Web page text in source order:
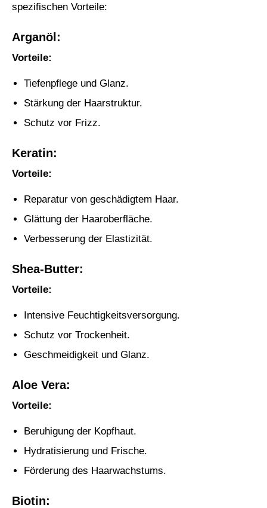
spezifischen Vorteile:
Arganöl:
Vorteile:
Tiefenpflege und Glanz.
Stärkung der Haarstruktur.
Schutz vor Frizz.
Keratin:
Vorteile:
Reparatur von geschädigtem Haar.
Glättung der Haaroberfläche.
Verbesserung der Elastizität.
Shea-Butter:
Vorteile:
Intensive Feuchtigkeitsversorgung.
Schutz vor Trockenheit.
Geschmeidigkeit und Glanz.
Aloe Vera:
Vorteile:
Beruhigung der Kopfhaut.
Hydratisierung und Frische.
Förderung des Haarwachstums.
Biotin: